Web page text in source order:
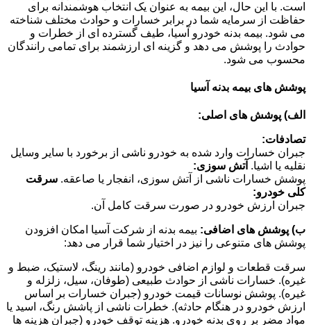
است. با این حال، این بیمه به عنوان یک انتخاب هوشمندانه برای
حفاظت از سرمایه شما در برابر خسارات و حوادث مختلف شناخته
می شود. بیمه بدنه خودرو آسیا، طیف گسترده ای از خطرات و
حوادث را پوشش می دهد و گزینه ای ارزشمند برای تمامی رانندگان
محسوب می شود.
پوشش های بیمه بدنه آسیا
الف) پوشش های اصلی:
تصادفات:
جبران خسارات وارد شده به خودرو ناشی از برخورد با سایر وسایل
نقلیه یا اشیا. آتش سوزی:
پوشش خسارات ناشی از آتش سوزی، انفجار یا صاعقه. سرقت
کلی خودرو:
جبران ارزش خودرو در صورت سرقت کامل آن.
ب) پوشش های اضافی: بیمه بدنه از شرکت آسیا امکان افزودن
پوشش های متنوعی را نیز در اختیار شما قرار می دهد:
سرقت قطعات و لوازم اضافی خودرو (مانند رینگ، لاستیک، ضبط و
غیره). خسارات ناشی از حوادث طبیعی (طوفان، سیل، زلزله و
غیره). پوشش نوسانات قیمت خودرو (جبران خسارات بر اساس
ارزش خودرو در هنگام حادثه). خطرات ناشی از پاشش رنگ، اسید یا
مواد مضر بر روی بدنه خودرو. هزینه توقف خودرو (جبران هزینه ها